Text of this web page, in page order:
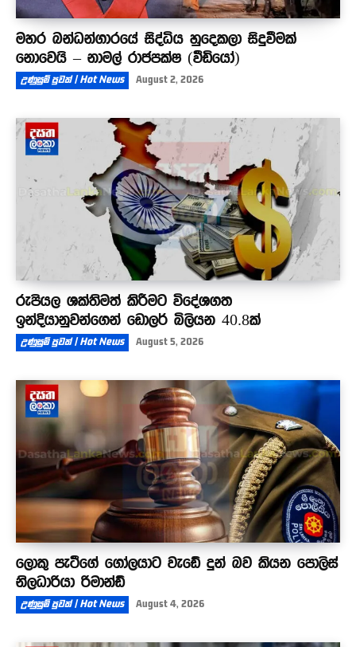
මහර බන්ධන්ගාරයේ සිද්ධිය හුදෙකලා සිදුවීමක්
නොවෙයි – නාමල් රාජපක්ෂ (වීඩියෝ)
උණුසුම් පුවත් | Hot News August 2, 2026
රුපියල ශක්තිමත් කිරීමට විදේශගත
ඉන්දියානුවන්ගෙන් ඩොලර් බිලියන 40.8ක්
උණුසුම් පුවත් | Hot News August 5, 2026
ලොකු පැටීගේ ගෝලයාට වැඩේ දුන් බව කියන පොලිස්
නිලධාරියා රිමාන්ඩ්
උණුසුම් පුවත් | Hot News August 4, 2026